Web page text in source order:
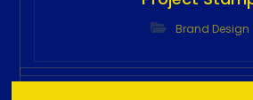
Brand Design